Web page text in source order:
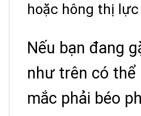
hoặc hông thị
Nếu bạn đang
như trên có thể
mắc phải béo